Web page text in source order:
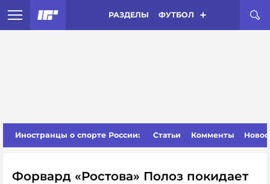
РАЗДЕЛЫ ФУТБОЛ
Иностранцы о спорте России: Статьи Комменты
Форвард «Ростова» Полоз покидает